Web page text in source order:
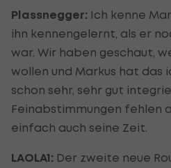
Plassnegger: Ich kenne
ihn kennengelernt, als er
war. Wir haben geschaut,
wollen und Markus hat das
schon sehr, sehr gut
Feinabstimmungen fehlen
einfach auch seine Zeit.
LAOLA1: Der zweite neue